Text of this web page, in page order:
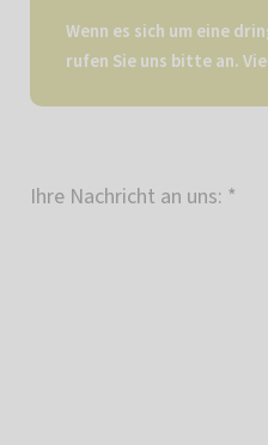
Wenn es sich um eine
rufen Sie uns bitte an.
Ihre Nachricht an uns: *